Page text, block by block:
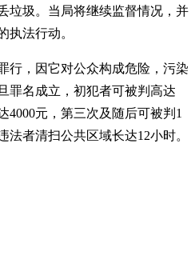
垃圾。当局将继续监督情况，并
执法行动。
行，因它对公众构成危险，污染
罪名成立，初犯者可被判高达
4000元，第三次及随后可被判1
者清扫公共区域长达12小时。